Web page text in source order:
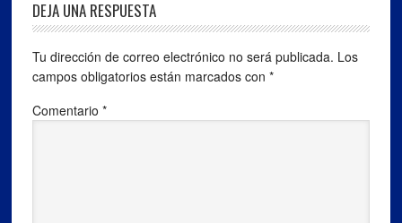
DEJA UNA RESPUESTA
Tu dirección de correo electrónico no será publicada. Los
campos obligatorios están marcados con *
Comentario *